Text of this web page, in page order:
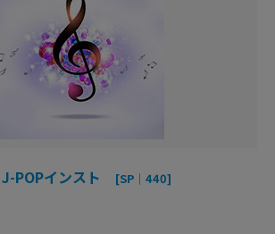
POPインスト [SP｜440]